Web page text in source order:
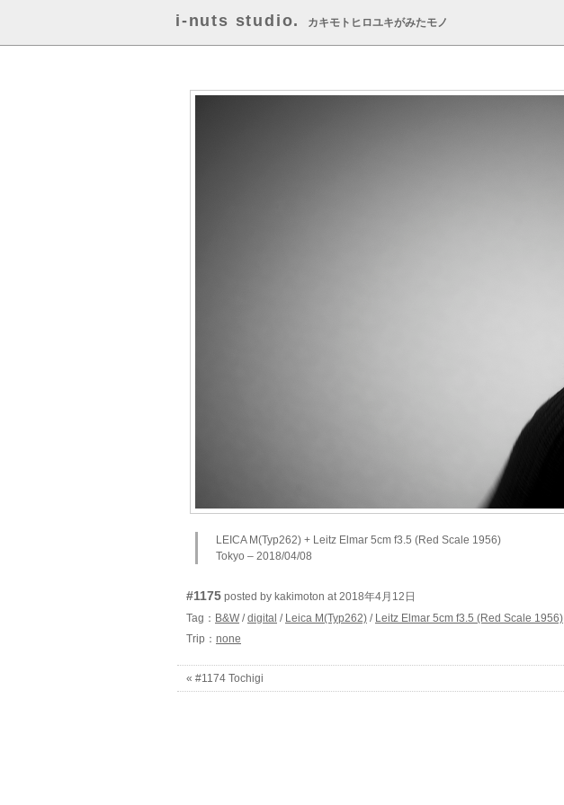
i-nuts studio. カキモトヒロユキがみたモノ
LEICA M(Typ262) + Leitz Elmar 5cm f3.5 (Red Scale 1956)
Tokyo – 2018/04/08
#1175 posted by kakimoton at 2018年4月12日
Tag： B&W /digital / Leica M(Typ262) / Leitz Elmar 5cm f3.5 (Red Scale 1956)
Trip： none
« #1174 Tochigi